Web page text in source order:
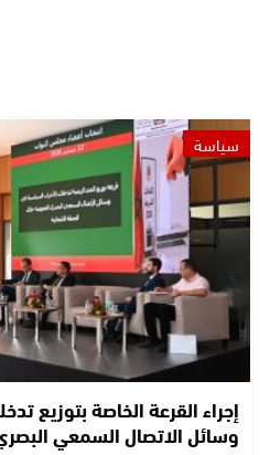
سياسة
إجراء القرعة الخاصة بتوزيع
وسائل الاتصال السمعي